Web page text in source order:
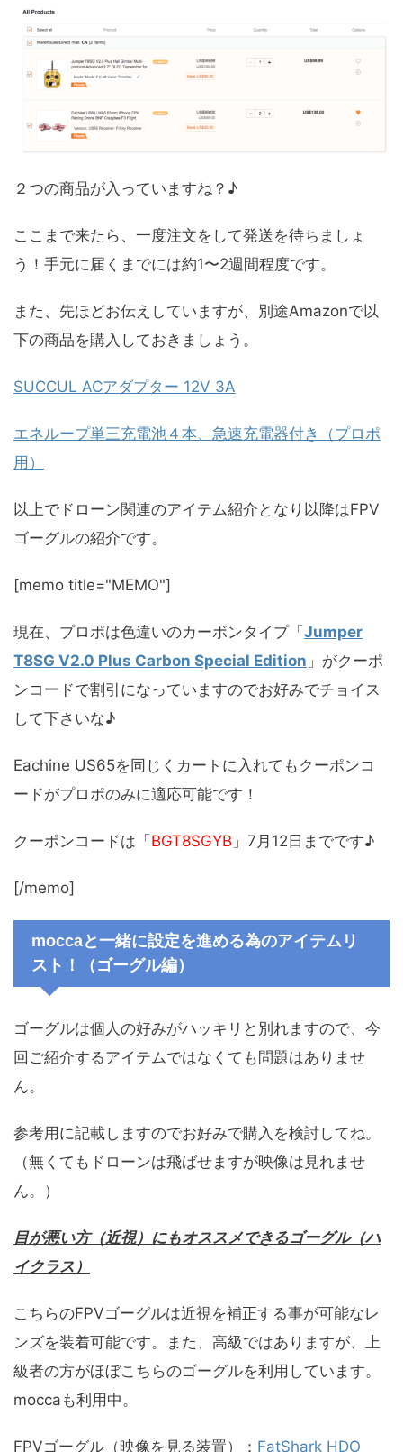
２つの商品が入っていますね？♪
ここまで来たら、一度注文をして発送を待ちましょ
う！手元に届くまでには約1〜2週間程度です。
また、先ほどお伝えしていますが、別途Amazonで以
下の商品を購入しておきましょう。
SUCCUL ACアダプター 12V 3A
エネループ単三充電池４本、急速充電器付き（プロポ
用）
以上でドローン関連のアイテム紹介となり以降はFPV
ゴーグルの紹介です。
[memo title="MEMO"]
現在、プロポは色違いのカーボンタイプ「 Jumper
T8SG V2.0 Plus Carbon Special Edition 」がクーポ
ンコードで割引になっていますのでお好みでチョイス
して下さいな♪
Eachine US65を同じくカートに入れてもクーポンコ
ードがプロポのみに適応可能です！
クーポンコードは「 BGT8SGYB 」7月12日までです♪
[/memo]
moccaと一緒に設定を進める為のアイテムリ
スト！（ゴーグル編）
ゴーグルは個人の好みがハッキリと別れますので、今
回ご紹介するアイテムではなくても問題はありませ
ん。
参考用に記載しますのでお好みで購入を検討してね。
（無くてもドローンは飛ばせますが映像は見れませ
ん。）
目が悪い方（近視）にもオススメできるゴーグル（ハ
イクラス）
こちらのFPVゴーグルは近視を補正する事が可能なレ
ンズを装着可能です。また、高級ではありますが、上
級者の方がほぼこちらのゴーグルを利用しています。
moccaも利用中。
FPVゴーグル（映像を見る装置）： FatShark HDO